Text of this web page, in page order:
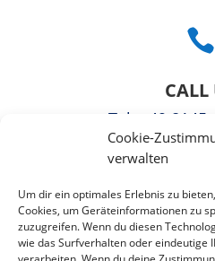
Cookie-
verwalten
Um dir ein optimales Erlebnis zu
Cookies, um Geräteinformationen zu
zuzugreifen. Wenn du diesen
wie das Surfverhalten oder eindeutige

CALL
Tel : +49
Fax: +49
